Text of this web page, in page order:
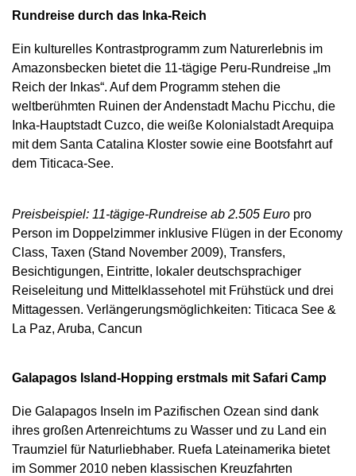
Rundreise durch das Inka-Reich
Ein kulturelles Kontrastprogramm zum Naturerlebnis im
Amazonsbecken bietet die 11-tägige Peru-Rundreise „Im
Reich der Inkas“. Auf dem Programm stehen die
weltberühmten Ruinen der Andenstadt Machu Picchu, die
Inka-Hauptstadt Cuzco, die weiße Kolonialstadt Arequipa
mit dem Santa Catalina Kloster sowie eine Bootsfahrt auf
dem Titicaca-See.
Preisbeispiel: 11-tägige-Rundreise ab 2.505 Euro pro
Person im Doppelzimmer inklusive Flügen in der Economy
Class, Taxen (Stand November 2009), Transfers,
Besichtigungen, Eintritte, lokaler deutschsprachiger
Reiseleitung und Mittelklassehotel mit Frühstück und drei
Mittagessen. Verlängerungsmöglichkeiten: Titicaca See &
La Paz, Aruba, Cancun
Galapagos Island-Hopping erstmals mit Safari Camp
Die Galapagos Inseln im Pazifischen Ozean sind dank
ihres großen Artenreichtums zu Wasser und zu Land ein
Traumziel für Naturliebhaber. Ruefa Lateinamerika bietet
im Sommer 2010 neben klassischen Kreuzfahrten